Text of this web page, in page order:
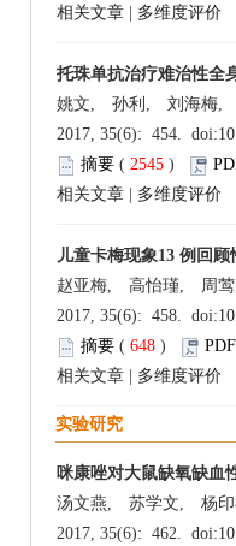
相关文章
多维度评价
托珠单抗治疗难治性全
姚文, 孙利, 刘海梅,
2017, 35(6): 454. doi:
摘要 ( 2545 )
相关文章
多维度评价
儿童卡梅现象13 例回顾
赵亚梅, 高怡瑾, 周
2017, 35(6): 458. doi:
摘要 ( 648 ) PDF
相关文章
多维度评价
实验研究
咪康唑对大鼠缺氧缺血
汤文燕, 苏学文, 杨
2017, 35(6): 462. doi: